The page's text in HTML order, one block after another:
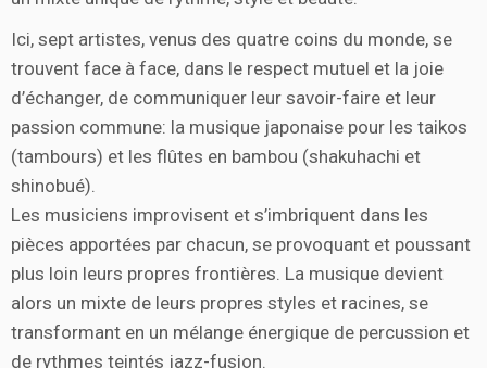
Ici, sept artistes, venus des quatre coins du monde, se
trouvent face à face, dans le respect mutuel et la joie
d’échanger, de communiquer leur savoir-faire et leur
passion commune: la musique japonaise pour les taikos
(tambours) et les flûtes en bambou (shakuhachi et
shinobué).
Les musiciens improvisent et s’imbriquent dans les
pièces apportées par chacun, se provoquant et poussant
plus loin leurs propres frontières. La musique devient
alors un mixte de leurs propres styles et racines, se
transformant en un mélange énergique de percussion et
de rythmes teintés jazz-fusion.